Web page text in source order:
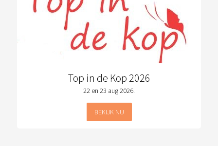
Top in de Kop 2026
22 en 23 aug 2026.
BEKIJK NU